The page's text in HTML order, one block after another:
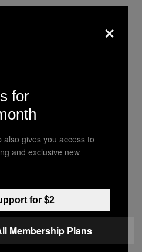
Waffen.
Denken
Politik
Stories
×
for
also gives you access to
and exclusive new
for $2
Membership Plans